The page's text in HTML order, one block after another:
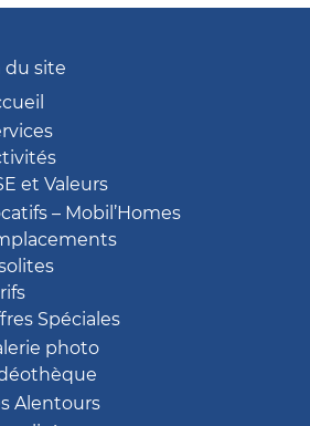
du site
et Valeurs
– Mobil’Homes
Spéciales
photo
Alentours